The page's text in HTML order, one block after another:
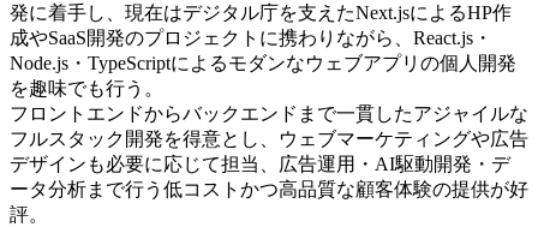
発に着手し、現在はデジタル庁を支えたNext.jsによるHP作
成やSaaS開発のプロジェクトに携わりながら、React.js・
Node.js・TypeScriptによるモダンなウェブアプリの個人開発
を趣味でも行う。
フロントエンドからバックエンドまで一貫したアジャイルな
フルスタック開発を得意とし、ウェブマーケティングや広告
デザインも必要に応じて担当、広告運用・AI駆動開発・デ
ータ分析まで行う低コストかつ高品質な顧客体験の提供が好
評。